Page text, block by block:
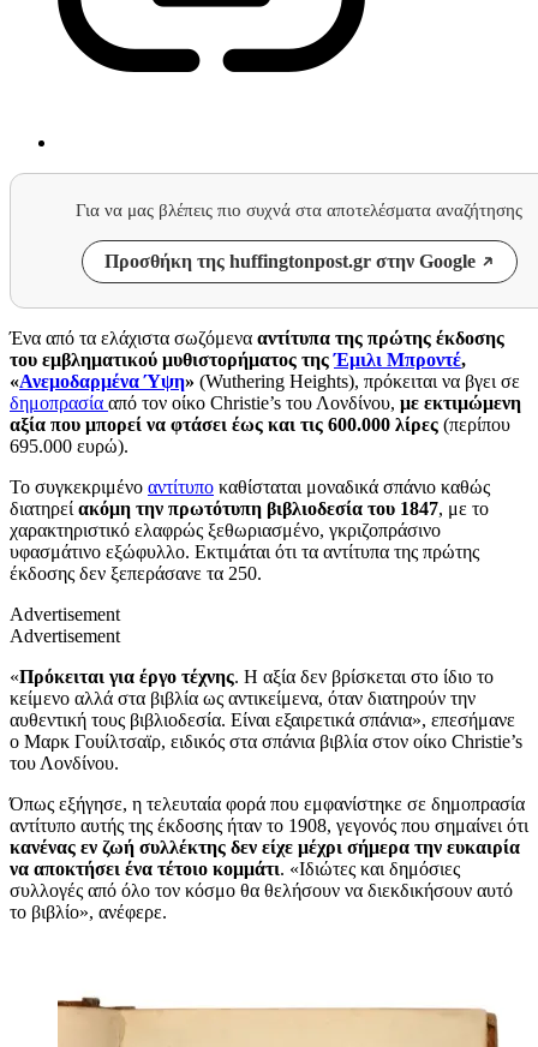
Για να μας βλέπεις πιο συχνά στα αποτελέσματα αναζήτησης
Προσθήκη της huffingtonpost.gr στην Google
Ένα από τα ελάχιστα σωζόμενα αντίτυπα της πρώτης έκδοσης
του εμβληματικού μυθιστορήματος τηςΈμιλι Μπροντέ,
«Ανεμοδαρμένα Ύψη» (Wuthering Heights), πρόκειται να βγει σε
δημοπρασία από τον οίκο Christie’s του Λονδίνου, με εκτιμώμενη
αξία που μπορεί να φτάσει έως και τις 600.000 λίρες (περίπου
695.000 ευρώ).
Το συγκεκριμένο αντίτυπο καθίσταται μοναδικά σπάνιο καθώς
διατηρεί ακόμη την πρωτότυπη βιβλιοδεσία του 1847, με το
χαρακτηριστικό ελαφρώς ξεθωριασμένο, γκριζοπράσινο
υφασμάτινο εξώφυλλο. Εκτιμάται ότι τα αντίτυπα της πρώτης
έκδοσης δεν ξεπεράσανε τα 250.
Advertisement
Advertisement
«Πρόκειται για έργο τέχνης. Η αξία δεν βρίσκεται στο ίδιο το
κείμενο αλλά στα βιβλία ως αντικείμενα, όταν διατηρούν την
αυθεντική τους βιβλιοδεσία. Είναι εξαιρετικά σπάνια», επεσήμανε
ο Μαρκ Γουίλτσαϊρ, ειδικός στα σπάνια βιβλία στον οίκο Christie’s
του Λονδίνου.
Όπως εξήγησε, η τελευταία φορά που εμφανίστηκε σε δημοπρασία
αντίτυπο αυτής της έκδοσης ήταν το 1908, γεγονός που σημαίνει ότι
κανένας εν ζωή συλλέκτης δεν είχε μέχρι σήμερα την ευκαιρία
να αποκτήσει ένα τέτοιο κομμάτι. «Ιδιώτες και δημόσιες
συλλογές από όλο τον κόσμο θα θελήσουν να διεκδικήσουν αυτό
το βιβλίο», ανέφερε.